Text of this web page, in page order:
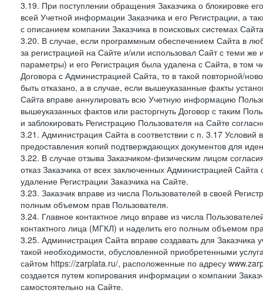
3.19. При поступлении обращения Заказчика о блокировке
всей Учетной информации Заказчика и его Регистрации, а
с описанием компании Заказчика в поисковых системах
3.20. В случае, если программным обеспечением Сайта в
за регистрацией на Сайте и/или использовал Сайт с теми
параметры) и его Регистрация была удалена с Сайта, в том
Договора с Администрацией Сайта, то в такой повторной/
быть отказано, а в случае, если вышеуказанные факты
Сайта вправе аннулировать всю Учетную информацию
вышеуказанных фактов или расторгнуть Договор с таким
и заблокировать Регистрацию Пользователя на Сайте
3.21. Администрация Сайта в соответствии с п. 3.17 Условий
предоставления копий подтверждающих документов для
3.22. В случае отзыва Заказчиком-физическим лицом
отказ Заказчика от всех заключенных Администрацией
удаление Регистрации Заказчика на Сайте.
3.23. Заказчик вправе из числа Пользователей в своей
полным объемом прав Пользователя.
3.24. Главное контактное лицо вправе из числа
контактного лица (МГКЛ) и наделить его полным объемом
3.25. Администрация Сайта вправе создавать для
такой необходимости, обусловленной приобретенными
сайтом https://zarplata.ru/, расположенные по адресу
создается путем копирования информации о компании
самостоятельно на Сайте.